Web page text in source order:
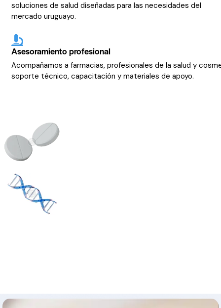
soluciones de salud diseñadas para las necesidades del
mercado uruguayo.
Asesoramiento profesional
Acompañamos a farmacias, profesionales de la salud y
soporte técnico, capacitación y materiales de apoyo.